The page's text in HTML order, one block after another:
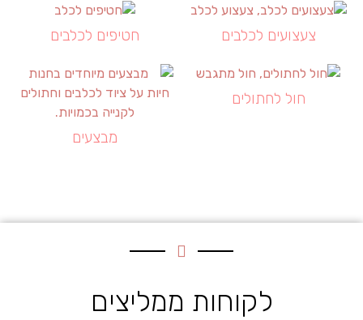
צעצועים לכלבים חטיפים לכלבים
חול לחתולים
מבצעים
לקוחות ממליצים